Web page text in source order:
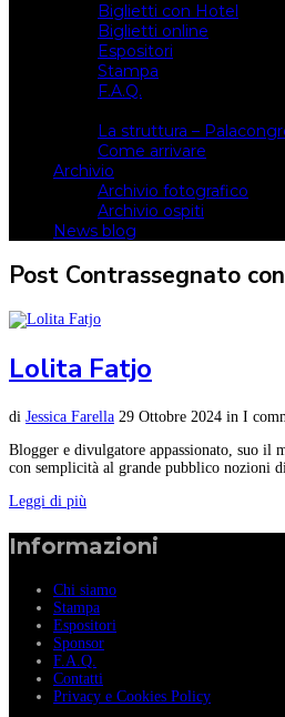
Biglietti con Hotel
Biglietti online
Espositori
Stampa
F.A.Q.
La struttura –
Come arrivare
Archivio
Archivio fotografico
Archivio ospiti
News blog
Post Contrassegnato
Lolita Fatjo
di Jessica Farella 29 Ottobre 2024 in I
Blogger e divulgatore appassionato, suo il
con semplicità al grande pubblico nozioni
Leggi di più
Informazioni
Chi siamo
Stampa
Espositori
Sponsor
F.A.Q.
Contatti
Privacy e Cookies Policy